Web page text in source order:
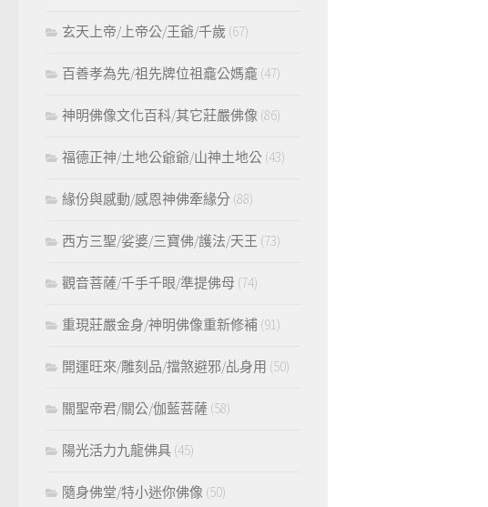
玄天上帝/上帝公/王爺/千歲 (67)
百善孝為先/祖先牌位祖龕公媽龕 (47)
神明佛像文化百科/其它莊嚴佛像 (86)
福德正神/土地公爺爺/山神土地公 (43)
緣份與感動/感恩神佛牽緣分 (88)
西方三聖/娑婆/三寶佛/護法/天王 (73)
觀音菩薩/千手千眼/準提佛母 (74)
重現莊嚴金身/神明佛像重新修補 (91)
開運旺來/雕刻品/擋煞避邪/乩身用 (50)
關聖帝君/關公/伽藍菩薩 (58)
陽光活力九龍佛具 (45)
隨身佛堂/特小迷你佛像 (50)